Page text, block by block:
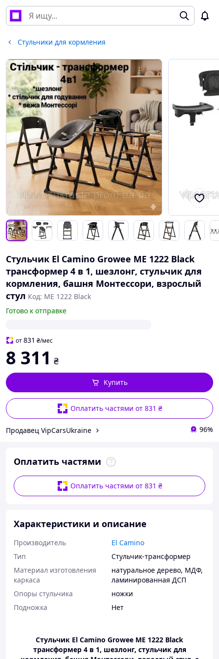
Стульчики для кормления
Стульчик El Camino Growee ME 1222 Black
трансформер 4 в 1, шезлонг, стульчик для
кормления, башня Монтессори, взрослый
стул Код: ME 1222 Black
Готово к отправке
от831 ₴/мес
8 311 ₴
Оплатить частями от 831 ₴
Купить
Продавец VipCarsUkraine 96%
Оплатить частями
Оплатить частями от 831 ₴
Характеристики и описание
Производитель
El Camino
Тип
Стульчик-трансформер
Материал изготовления
каркаса
натуральное дерево, МДФ,
ламинированная ДСП
Опоры стульчика
ножки
Подножка
Нет
Стульчик El Camino Growee ME 1222 Black
трансформер 4 в 1, шезлонг, стульчик для